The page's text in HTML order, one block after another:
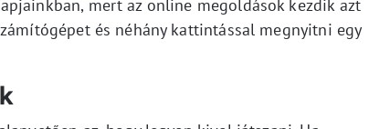
mert az online megoldások kezdik azt
és néhány kattintással megnyitni egy